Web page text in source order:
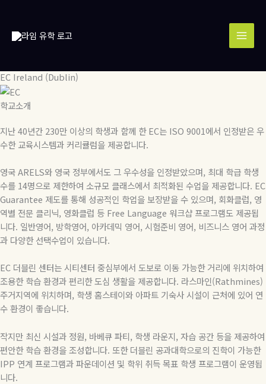
너
뛰
기
EC Ireland (Dublin)
학교소개
지난 40년간 230만 이상의 학생과 함께 한 EC는 ISO 9001에서 인정받은 우
수한 교육시스템과 커리큘럼을 제공합니다.
영국 ARELS와 영국 정부에서도 그 우수성을 인정받았으며, 최대 학급 학생
수를 14명으로 제한하여 소규모 클래스에서 최적화된 수업을 제공합니다. EC
Guarantee 제도를 통해 성공적인 학업을 보장받을 수 있으며, 회화클럽, 영
역별 전문 클리닉, 영화클럽 등 Free Language 워크샵 프로그램도 제공됩
니다. 일반영어, 방학영어, 아카데믹 영어, 시험준비 영어, 비즈니스 영어 과정
과 다양한 선택수업이 있습니다.
EC 더블린 센터는 시티센터 중심부에서 도보로 이동 가능한 거리에 위치하여
조용한 학습 환경과 편리한 도심 생활을 제공합니다. 라스마인(Rathmines)
주거지역에 위치하며, 학생 홈스테이와 아파트 기숙사 시설이 근처에 있어 연
수 환경이 좋습니다.
작지만 최신 시설과 정원, 바베큐 파티, 학생 라운지, 자습 공간 등을 제공하여
편안한 학습 환경을 조성합니다. 또한 더블린 공과대학으로의 진학이 가능한
IPP 연계 프로그램과 파운데이션 및 학위 취득 목표 학생 프로그램이 운영됩
니다.